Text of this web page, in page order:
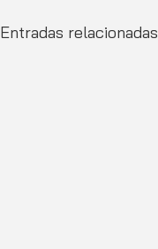
Entradas relacionadas